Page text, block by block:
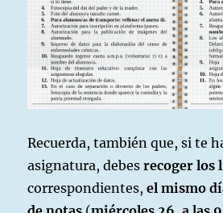
Recuerda, también que, si te
asignatura, debesrecoger los
correspondientes,el mismo